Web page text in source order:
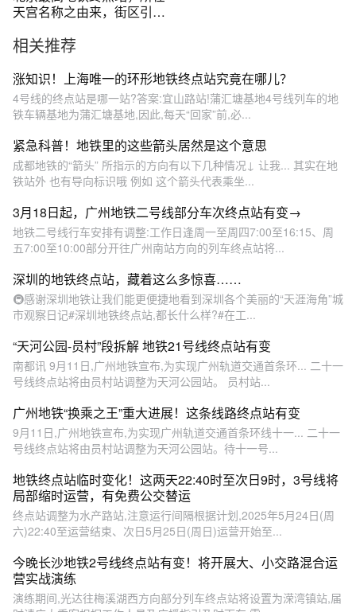
天宫名称之由来，街区引导
相关推荐
涨知识！上海唯一的环形地铁终点站究竟在哪儿？
4号线的终点站是哪一站?答案:宜山路站!蒲汇塘基地4号线列车的地
铁车辆基地为蒲汇塘基地,因此,每天“回家”前,必...
紧急科普！地铁里的这些箭头居然是这个意思
成都地铁的“箭头” 所指示的方向有以下几种情况↓ 让我... 其实在地
铁站外 也有导向标识哦 例如 这个箭头代表乘坐...
3月18日起，广州地铁二号线部分车次终点站有变→
地铁二号线行车安排有调整:工作日逢周一至周四7:00至16:15、周
五7:00至10:00部分开往广州南站方向的列车终点站将...
深圳的地铁终点站，藏着这么多惊喜……
🚇感谢深圳地铁让我们能更便捷地看到深圳各个美丽的“天涯海角”城
市观察日记#深圳地铁终点站,都长什么样?#在工...
“天河公园-员村”段拆解 地铁21号线终点站有变
南都讯 9月11日,广州地铁宣布,为实现广州轨道交通首条环... 二十一
号线终点站将由员村站调整为天河公园站。 员村站...
广州地铁“换乘之王”重大进展！这条线路终点站有变
9月11日,广州地铁宣布,为实现广州轨道交通首条环线十一... 二十一
号线终点站将由员村站调整为天河公园站。待十一号...
地铁终点站临时变化！这两天22:40时至次日9时，3号线将
局部缩时运营，有免费公交替运
终点站调整为水产路站,注意运行间隔根据计划,2025年5月24日(周
六)22:40至运营结束、次日5月25日(周日)运营开始至...
今晚长沙地铁2号线终点站有变！将开展大、小交路混合运
营实战演练
演练期间,光达往梅溪湖西方向部分列车终点站将设置为溁湾镇站,届